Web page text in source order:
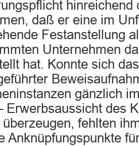
hinreichend
daß er eine im
Festanstellung
Unternehmen
hat. Konnte sich
gänzlich
Erwerbsaussicht des
überzeugen, fehlten
Anknüpfungspunkte